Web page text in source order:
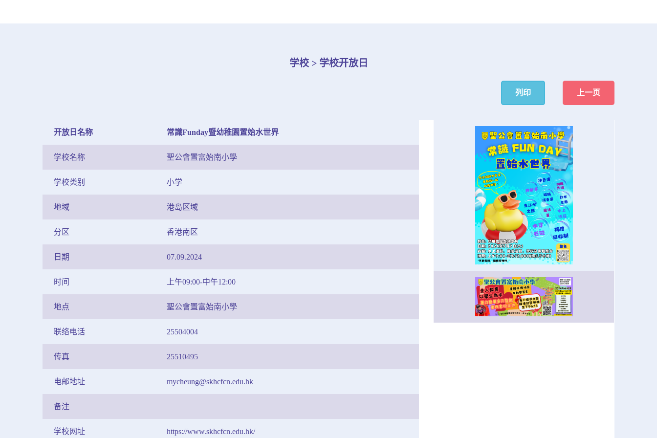
学校 > 学校开放日
列印 上一页
开放日名称 常識Funday暨幼稚園置始水世界
学校名称 聖公會置富始南小學
学校类别 小学
地域 港岛区域
分区 香港南区
日期 07.09.2024
时间 上午09:00-中午12:00
地点 聖公會置富始南小學
联络电话 25504004
传真 25510495
电邮地址 mycheung@skhcfcn.edu.hk
备注
学校网址 https://www.skhcfcn.edu.hk/